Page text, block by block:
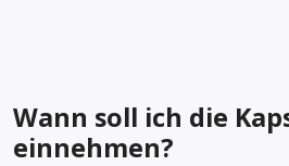
Wann soll ich die
einnehmen?